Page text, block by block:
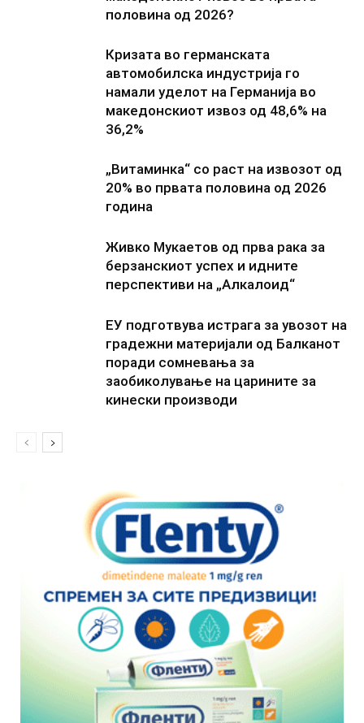
половина од 2026?
Кризата во германската
автомобилска индустрија го
намали уделот на Германија во
македонскиот извоз од 48,6% на
36,2%
„Витаминка“ со раст на извозот од
20% во првата половина од 2026
година
Живко Мукаетов од прва рака за
берзанскиот успех и идните
перспективи на „Алкалоид“
ЕУ подготвува истрага за увозот на
градежни материјали од Балканот
поради сомневања за
заобиколување на царините за
кинески производи